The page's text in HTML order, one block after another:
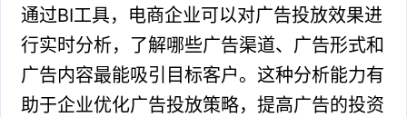
通过BI工具，电商企业可以对广告投放效果进
行实时分析，了解哪些广告渠道、广告形式和
广告内容最能吸引目标客户。这种分析能力有
助于企业优化广告投放策略，提高广告的投资